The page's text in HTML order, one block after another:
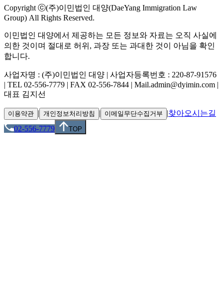
Copyright ⓒ(주)이민법인 대양(DaeYang Immigration Law
Group) All Rights Reserved.
이민법인 대양에서 제공하는 모든 정보와 자료는 오직 사실에
의한 것이며 절대로 허위, 과장 또는 과대한 것이 아님을 확인
합니다.
사업자명 : (주)이민법인 대양 | 사업자등록번호 : 220-87-91576
| TEL 02-556-7779 | FAX 02-556-7844 | Mail.admin@dyimin.com |
대표 김지선
이용약관 | 개인정보처리방침 | 이메일무단수집거부 |찾아오시는길
02-556-7779
TOP